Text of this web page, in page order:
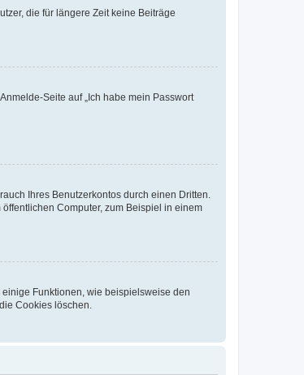
die für längere Zeit keine Beiträge
Seite auf „Ich habe mein Passwort
Ihres Benutzerkontos durch einen Dritten.
Computer, zum Beispiel in einem
Funktionen, wie beispielsweise den
Cookies löschen.